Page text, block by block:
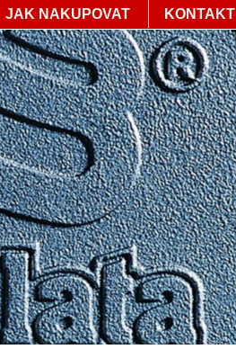
JAK NAKUPOVAT KONTAKT